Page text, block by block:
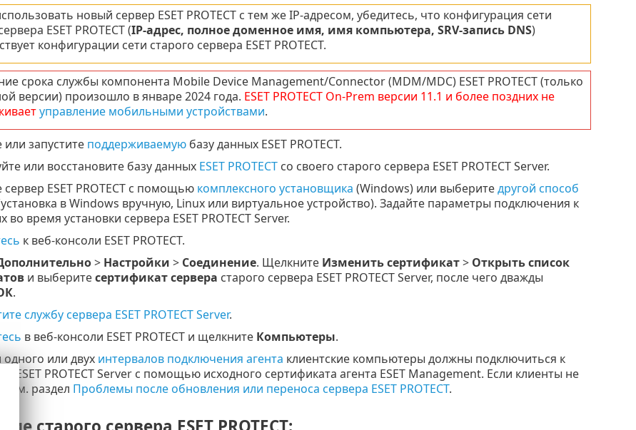
новый сервер ESET PROTECT с тем же IP-адресом, убедитесь, что конфигурация сети
ESET PROTECT (IP-адрес, полное доменное имя, имя компьютера, SRV-запись DNS)
конфигурации сети старого сервера ESET PROTECT.
срока службы компонента Mobile Device Management/Connector (MDM/MDC) ESET PROTECT (только
версии) произошло в январе 2024 года. ESET PROTECT On-Prem версии 11.1 и более поздних не
управление мобильными устройствами.
или запустите поддерживаемуюбазу данных ESET PROTECT.
или восстановите базу данных ESET PROTECTсо своего старого сервера ESET PROTECT Server.
сервер ESET PROTECT с помощью комплексного установщика (Windows) или выберитедругой способ
в Windows вручную, Linux или виртуальное устройство). Задайте параметры подключения к
во время установки сервера ESET PROTECT Server.
к веб-консоли ESET PROTECT.
> Настройки > Соединение. Щелкните Изменить сертификат> Открыть список
и выберитесертификат сервера старого сервера ESET PROTECT Server, после чего дважды
.
службу сервера ESET PROTECT Server.
в веб-консоли ESET PROTECT и щелкните Компьютеры.
или двух интервалов подключения агента клиентские компьютеры должны подключиться к
ESET PROTECT Server с помощью исходного сертификата агента ESET Management. Если клиенты не
см. раздел Проблемы после обновления или переноса сервера ESET PROTECT.